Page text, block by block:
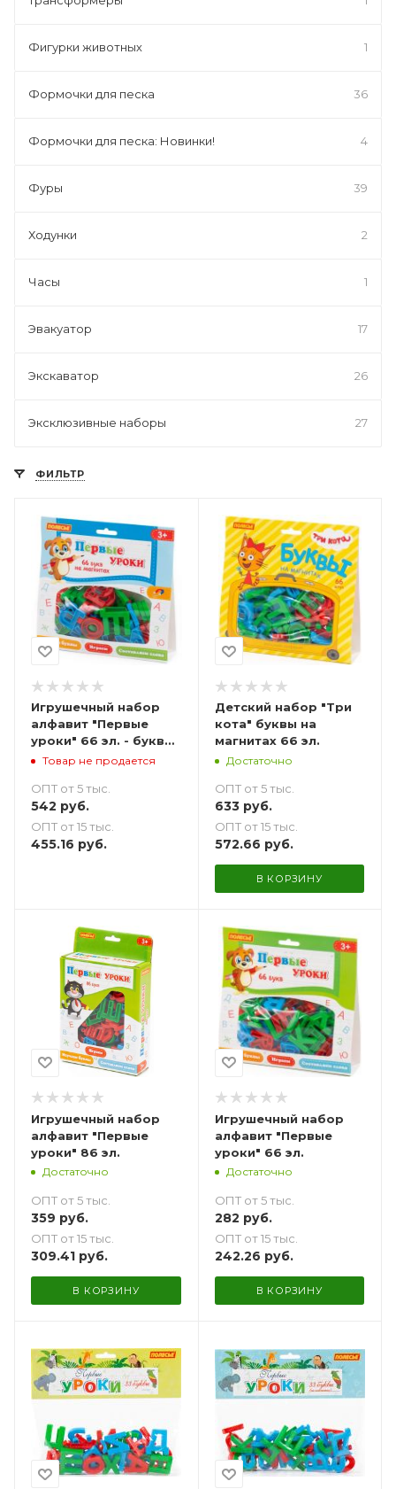
Фигурки животных 1
Формочки для песка 36
Формочки для песка: Новинки! 4
Фуры 39
Ходунки 2
Часы 1
Эвакуатор 17
Экскаватор 26
Эксклюзивные наборы 27
ФИЛЬТР
Игрушечный набор
алфавит "Первые
уроки" 66 эл. - буквы
3 см
Товар не продается
ОПТ от 5 тыс.
542 руб.
ОПТ от 15 тыс.
455.16 руб.
Детский набор "Три
кота" буквы на
магнитах 66 эл.
Достаточно
ОПТ от 5 тыс.
633руб.
ОПТ от 15 тыс.
572.66 руб.
В КОРЗИНУ
Игрушечный набор
алфавит "Первые
уроки" 86 эл.
Достаточно
ОПТ от 5 тыс.
359 руб.
ОПТ от 15 тыс.
309.41 руб.
В КОРЗИНУ
Игрушечный набор
алфавит "Первые
уроки" 66 эл.
Достаточно
ОПТ от 5 тыс.
282 руб.
ОПТ от 15 тыс.
242.26 руб.
В КОРЗИНУ